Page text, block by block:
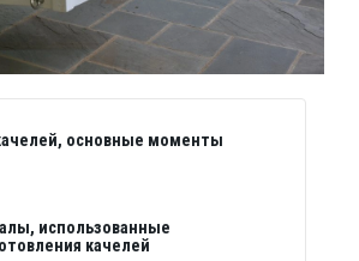
основные моменты
использованные
качелей